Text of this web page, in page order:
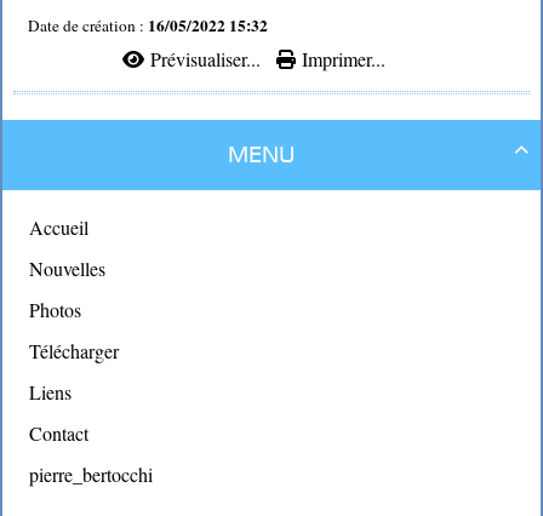

Menu
Accueil
Nouvelles
Photos
Télécharger
Liens
Contact
pierre_bertocchi
Date de création : 16/05/2022 15:32
Prévisualiser... Imprimer...